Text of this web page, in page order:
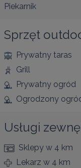
Piekarnik
Sprzęt
Prywatny taras
Grill
Prywatny ogród
Ogrodzony
Usługi
Sklepy w 4 km
Lekarz w 4 km